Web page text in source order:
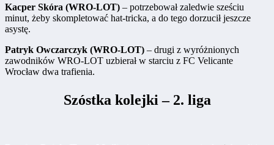
Kacper Skóra (WRO-LOT) – potrzebował zaledwie sześciu
minut, żeby skompletować hat-tricka, a do tego dorzucił jeszcze
asystę.
Patryk Owczarczyk (WRO-LOT) – drugi z wyróżnionych
zawodników WRO-LOT uzbierał w starciu z FC Velicante
Wrocław dwa trafienia.
Szóstka kolejki – 2. liga